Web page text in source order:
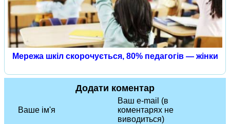
Мережа шкіл скорочується, 80% педагогів — жінки
Додати коментар
Ваше ім'я
Ваш e-mail (в
коментарях не
виводиться)